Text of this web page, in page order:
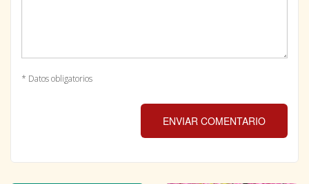
* Datos obligatorios
ENVIAR COMENTARIO